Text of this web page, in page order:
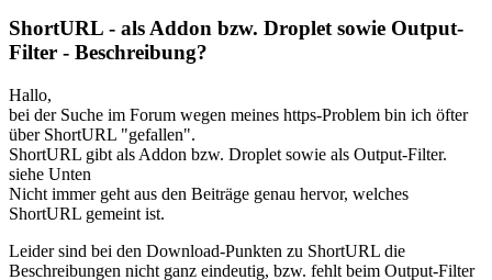
ShortURL - als Addon bzw. Droplet sowie Output-
Filter - Beschreibung?
Hallo,
bei der Suche im Forum wegen meines https-Problem bin ich öfter
über ShortURL "gefallen".
ShortURL gibt als Addon bzw. Droplet sowie als Output-Filter.
siehe Unten
Nicht immer geht aus den Beiträge genau hervor, welches
ShortURL gemeint ist.
Leider sind bei den Download-Punkten zu ShortURL die
Beschreibungen nicht ganz eindeutig, bzw. fehlt beim Output-Filter